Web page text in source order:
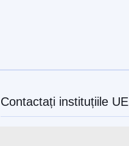
Contactați instituțiile UE